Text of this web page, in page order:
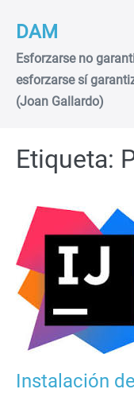
contenido
DAM
Esforzarse no
esforzarse sí
(Joan Gallardo)
Etiqueta:
Instalación
del
IDE
IntelliJ
IDEA
Instalación